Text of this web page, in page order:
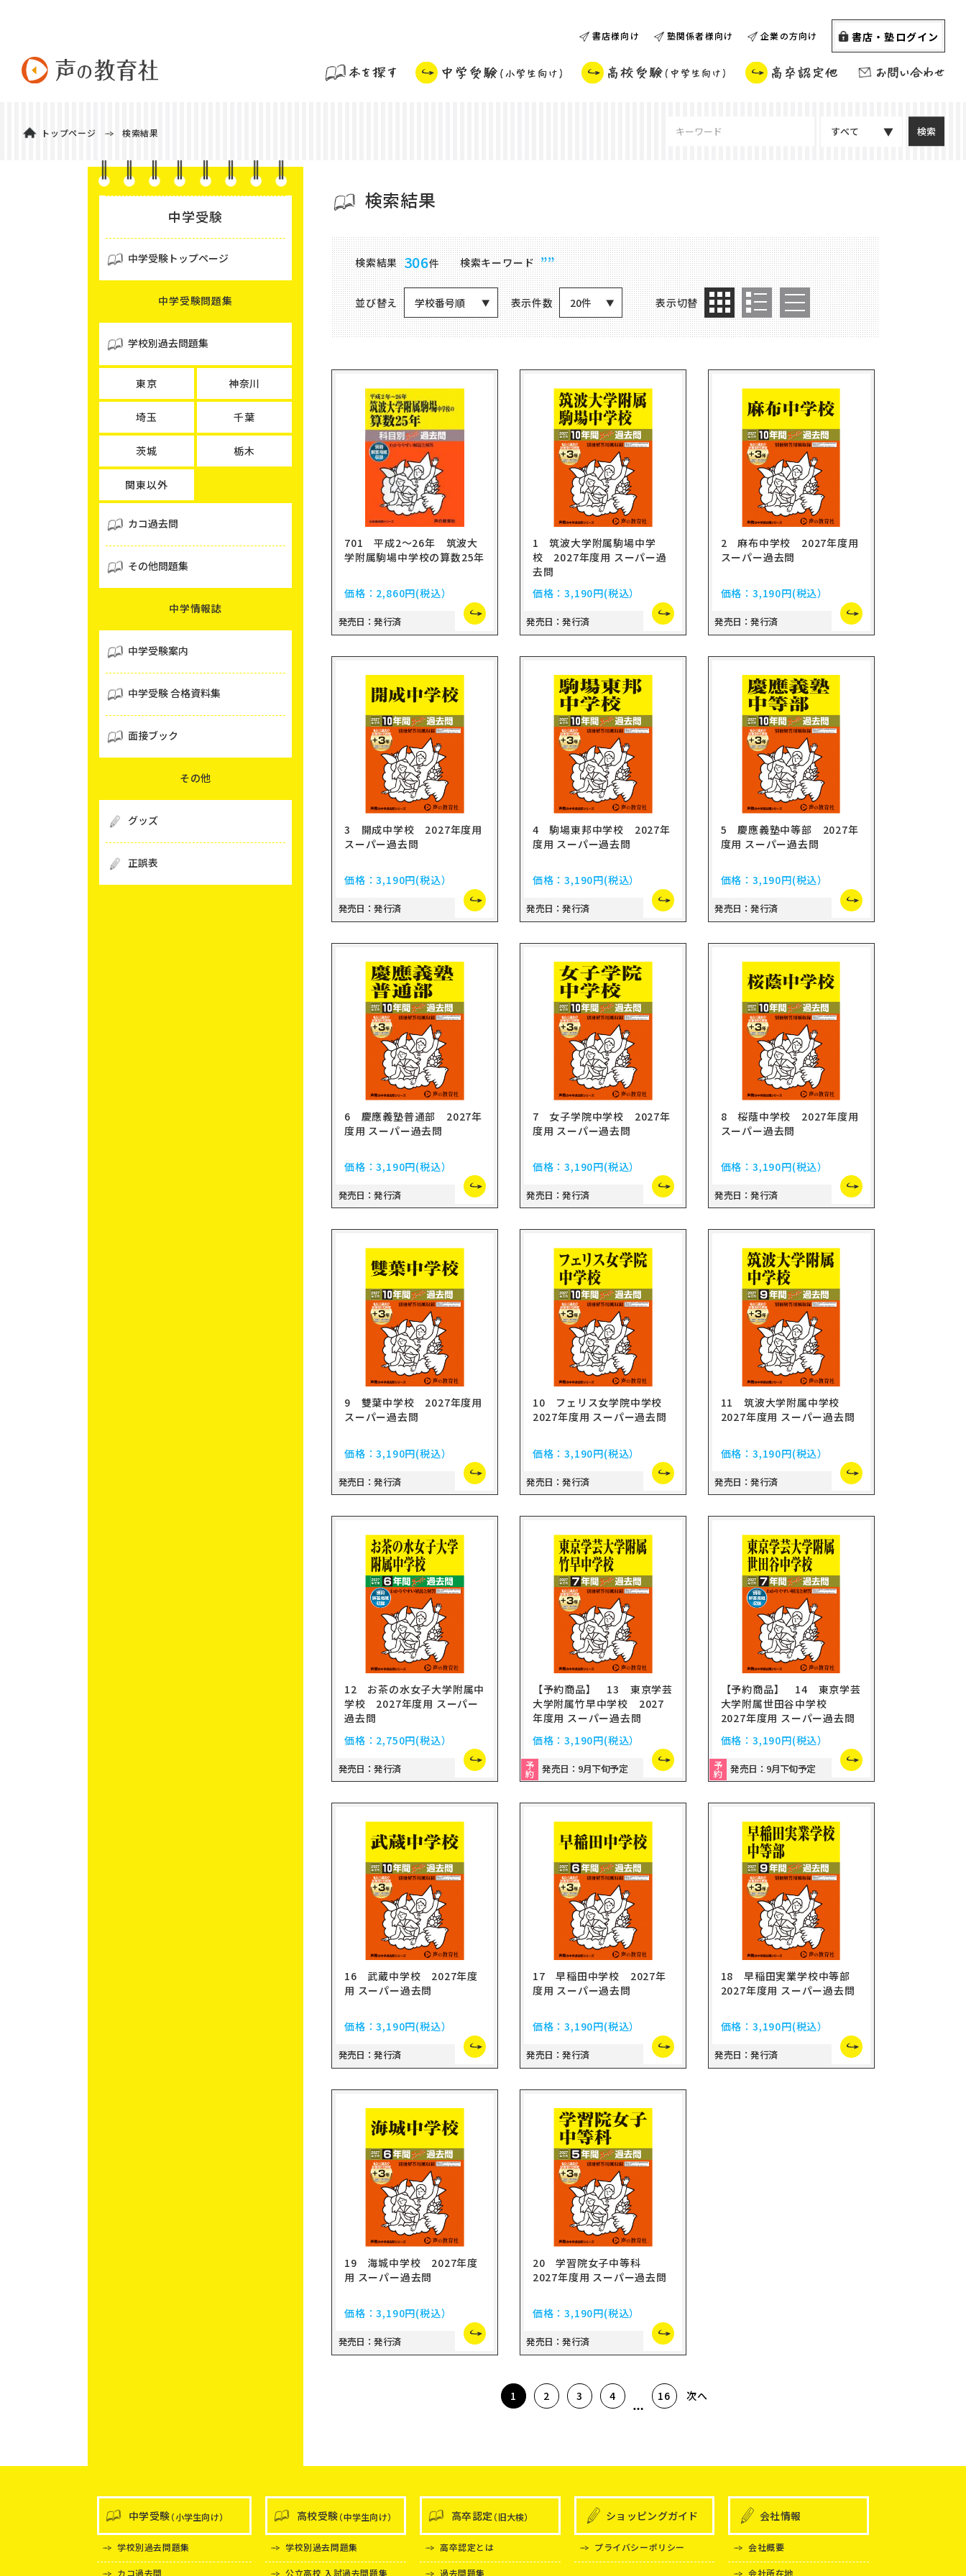
書店様向け 塾関係者様向け 企業の方向け 書店・塾ログイン
すべて
トップページ 検索結果
検索結果
商品検索結果
検索結果 306件 検索キーワード ””
並び替え 学校番号順 表示件数 20件 表示切替
701 平成2～26年 筑波大
学附属駒場中学校の算数25年
価格： 2,860円(税込）
発売日：発行済
1 筑波大学附属駒場中学
校 2027年度用 スーパー過
去問
価格：3,190円(税込）
発売日：発行済
2 麻布中学校 2027年度用
スーパー過去問
価格：3,190円(税込）
発売日：発行済
3 開成中学校 2027年度用
スーパー過去問
価格：3,190円(税込）
発売日：発行済
4 駒場東邦中学校 2027年
度用 スーパー過去問
価格：3,190円(税込）
発売日：発行済
5 慶應義塾中等部 2027年
度用 スーパー過去問
価格：3,190円(税込）
発売日：発行済
6 慶應義塾普通部 2027年
度用 スーパー過去問
価格：3,190円(税込）
発売日：発行済
7 女子学院中学校 2027年
度用 スーパー過去問
価格：3,190円(税込）
発売日：発行済
8 桜蔭中学校 2027年度用
スーパー過去問
価格：3,190円(税込）
発売日：発行済
9 雙葉中学校 2027年度用
スーパー過去問
価格：3,190円(税込）
発売日：発行済
10 フェリス女学院中学校
2027年度用 スーパー過去問
価格：3,190円(税込）
発売日：発行済
11 筑波大学附属中学校
2027年度用 スーパー過去問
価格：3,190円(税込）
発売日：発行済
12 お茶の水女子大学附属中
学校 2027年度用 スーパー
過去問
価格： 2,750円(税込）
発売日：発行済
【予約商品】 13 東京学芸
大学附属竹早中学校 2027
年度用 スーパー過去問
価格：3,190円(税込）
予
約 発売日：9月下旬予定
【予約商品】 14 東京学芸
大学附属世田谷中学校
2027年度用 スーパー過去問
価格：3,190円(税込）
予
約 発売日：9月下旬予定
16 武蔵中学校 2027年度
用 スーパー過去問
価格：3,190円(税込）
発売日：発行済
17 早稲田中学校 2027年
度用 スーパー過去問
価格：3,190円(税込）
発売日：発行済
18 早稲田実業学校中等部
2027年度用 スーパー過去問
価格：3,190円(税込）
発売日：発行済
19 海城中学校 2027年度
用 スーパー過去問
価格：3,190円(税込）
発売日：発行済
20 学習院女子中等科
2027年度用 スーパー過去問
価格：3,190円(税込）
発売日：発行済
1 2 3 4 16 次へ
中学受験
中学受験トップページ
中学受験問題集
学校別過去問題集
東京 神奈川
埼玉 千葉
茨城 栃木
関東以外
カコ過去問
その他問題集
中学情報誌
中学受験案内
中学受験 合格資料集
面接ブック
その他
グッズ
正誤表
中学受験（小学生向け）
学校別過去問題集
カコ過去問
高校受験（中学生向け）
学校別過去問題集
公立高校 入試過去問題集
高卒認定（旧大検）
高卒認定とは
過去問題集
ショッピングガイド
プライバシーポリシー
会社情報
会社概要
会社所在地